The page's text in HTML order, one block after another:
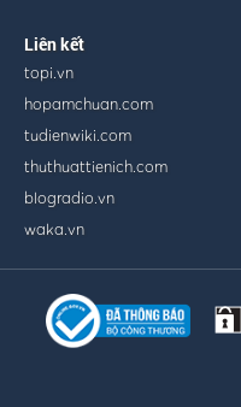
Liên kết
topi.vn
hopamchuan.com
tudienwiki.com
thuthuattienich.com
blogradio.vn
waka.vn